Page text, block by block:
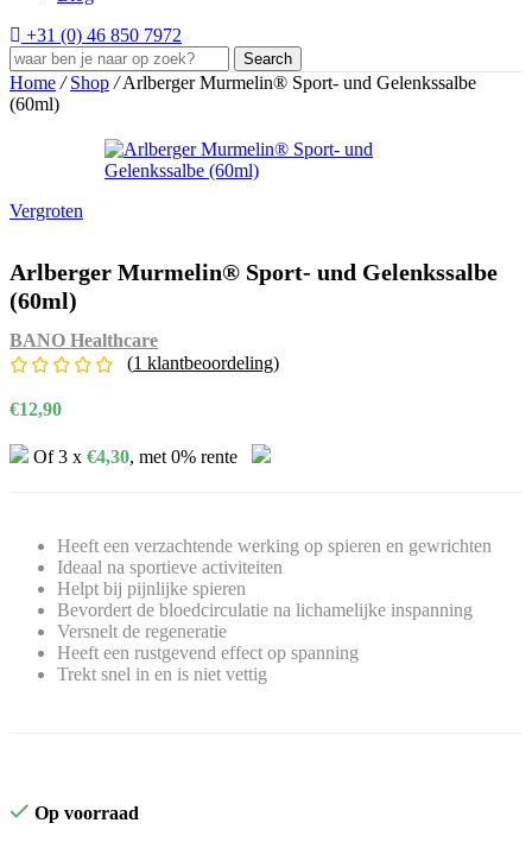
+31 (0) 46 850 7972
Search
Home / Shop / Arlberger Murmelin® Sport- und Gelenkssalbe
(60ml)
Vergroten
Arlberger Murmelin® Sport- und Gelenkssalbe
(60ml)
BANO Healthcare
(1 klantbeoordeling)
€12,90
Of 3 x €4,30, met 0% rente
Heeft een verzachtende werking op spieren en gewrichten
Ideaal na sportieve activiteiten
Helpt bij pijnlijke spieren
Bevordert de bloedcirculatie na lichamelijke inspanning
Versnelt de regeneratie
Heeft een rustgevend effect op spanning
Trekt snel in en is niet vettig
Op voorraad